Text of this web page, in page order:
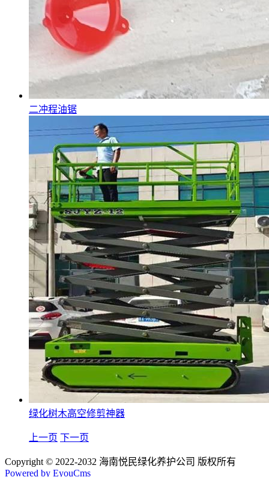
二冲程油锯
绿化树木高空修剪神器
上一页 下一页
Copyright © 2022-2032 海南悦民绿化养护公司 版权所有
Powered by EyouCms